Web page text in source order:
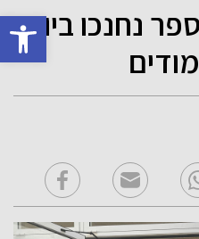
פתח
נחנכו ביום